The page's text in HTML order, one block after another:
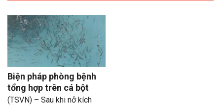
Biện pháp phòng bệnh
tổng hợp trên cá bột
(TSVN) – Sau khi nở kích